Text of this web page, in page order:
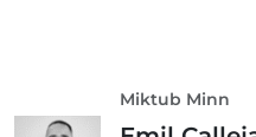
Miktub Minn